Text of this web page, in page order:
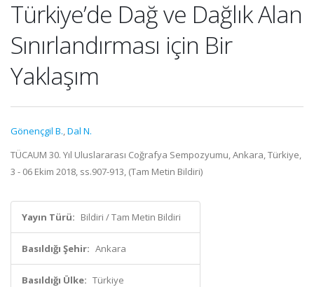
Türkiye’de Dağ ve Dağlık Alan
Sınırlandırması için Bir
Yaklaşım
Gönençgil B.,Dal N.
TÜCAUM 30. Yıl Uluslararası Coğrafya Sempozyumu, Ankara, Türkiye,
3 - 06 Ekim 2018, ss.907-913, (Tam Metin Bildiri)
Yayın Türü: Bildiri / Tam Metin Bildiri
Basıldığı Şehir: Ankara
Basıldığı Ülke: Türkiye